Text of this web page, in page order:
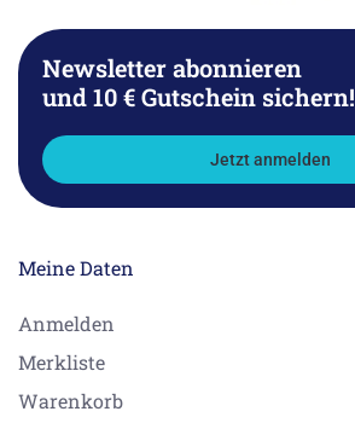
Newsletter abonnieren
und 10 € Gutschein sichern!
Jetzt anmelden
Meine Daten
Anmelden
Merkliste
Warenkorb